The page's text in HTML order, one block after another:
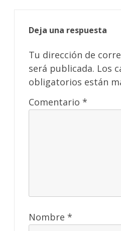
Deja una respuesta
Tu dirección de
será publicada. Los
obligatorios están
Comentario *
Nombre *